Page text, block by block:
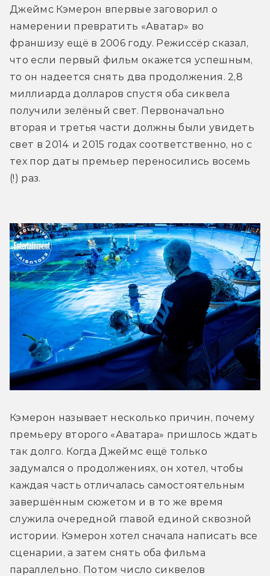
Джеймс Кэмерон впервые заговорил о
намерении превратить «Аватар» во
франшизу ещё в 2006 году. Режиссёр сказал,
что если первый фильм окажется успешным,
то он надеется снять два продолжения. 2,8
миллиарда долларов спустя оба сиквела
получили зелёный свет. Первоначально
вторая и третья части должны были увидеть
свет в 2014 и 2015 годах соответственно, но с
тех пор даты премьер переносились восемь
(!) раз.
Кэмерон называет несколько причин, почему
премьеру второго «Аватара» пришлось ждать
так долго. Когда Джеймс ещё только
задумался о продолжениях, он хотел, чтобы
каждая часть отличалась самостоятельным
завершённым сюжетом и в то же время
служила очередной главой единой сквозной
истории. Кэмерон хотел сначала написать все
сценарии, а затем снять оба фильма
параллельно. Потом число сиквелов